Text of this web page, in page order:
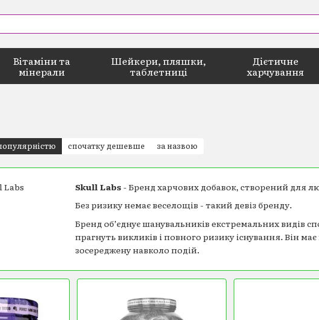
Вітаміни та
мінерали
Шейкери, пляшки,
таблетниці
Дієтичне
харчування
спочатку дешевше за назвою
Skull Labs - Бренд харчових добавок, створений для
Без ризику немає веселощів - такий девіз бренду.
Бренд об’єднує шанувальників екстремальних видів
прагнуть викликів і повного ризику існування. Він
зосереджену навколо подій.
Даний бренд виробляється на виробничих